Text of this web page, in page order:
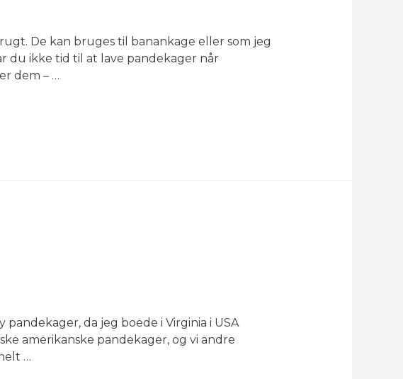
De kan bruges til banankage eller som jeg
du ikke tid til at lave pandekager når
dem – …
da jeg boede i Virginia i USA
amerikanske pandekager, og vi andre
…